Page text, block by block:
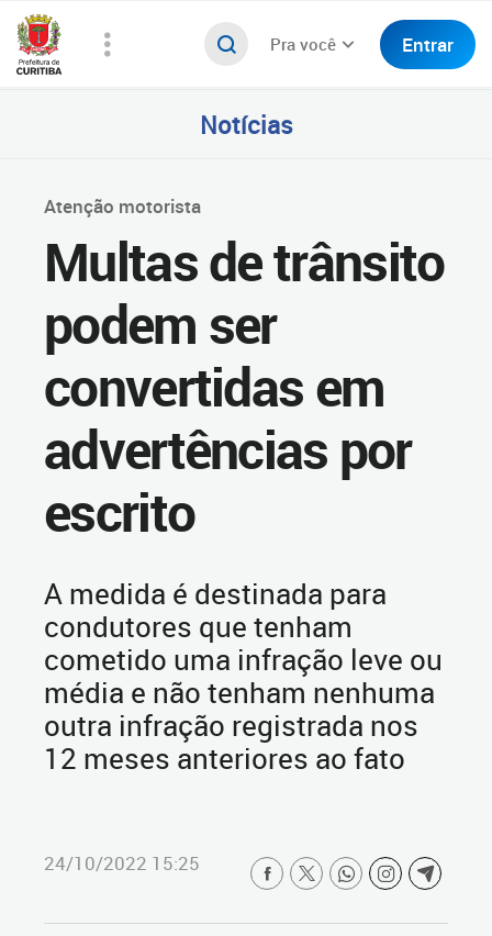
Pra você Entrar
Notícias
Atenção motorista
Multas de trânsito
podem ser
convertidas em
advertências por
escrito
A medida é destinada para
condutores que tenham
cometido uma infração leve ou
média e não tenham nenhuma
outra infração registrada nos
12 meses anteriores ao fato
24/10/2022 15:25